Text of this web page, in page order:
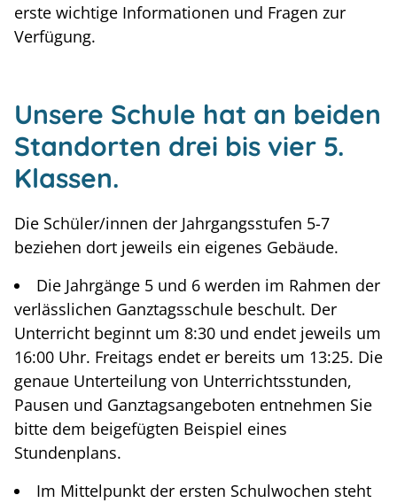
erste wichtige Informationen und Fragen zur
Verfügung.
Unsere Schule hat an beiden
Standorten drei bis vier 5.
Klassen.
Die Schüler/innen der Jahrgangsstufen 5-7
beziehen dort jeweils ein eigenes Gebäude.
Die Jahrgänge 5 und 6 werden im Rahmen der
verlässlichen Ganztagsschule beschult. Der
Unterricht beginnt um 8:30 und endet jeweils um
16:00 Uhr. Freitags endet er bereits um 13:25. Die
genaue Unterteilung von Unterrichtsstunden,
Pausen und Ganztagsangeboten entnehmen Sie
bitte dem beigefügten Beispiel eines
Stundenplans.
Im Mittelpunkt der ersten Schulwochen steht